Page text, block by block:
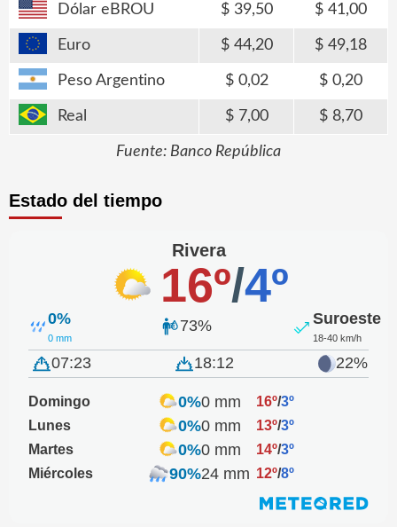
Dólar eBROU 39,50 41,00
Euro 44,20 49,18
Peso Argentino 0,02 0,20
Real 7,00 8,70
Fuente: Banco República
Estado del tiempo
Rivera
16º/4º
0%
0 mm
73% Suroeste
18-40 km/h
07:23 18:12 22%
Domingo 0%0 mm 16º/3º
Lunes
0%0 mm 13º/3º
Martes
0%0 mm 14º/3º
Miércoles
90%24 mm 12º/8º